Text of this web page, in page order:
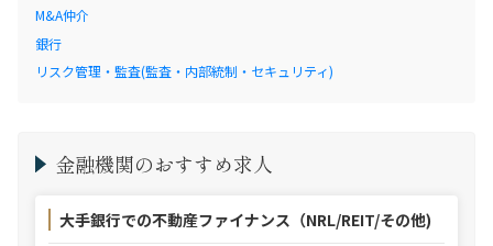
M&A仲介
銀行
リスク管理・監査(監査・内部統制・セキュリティ)
金融機関のおすすめ求人
大手銀行での不動産ファイナンス（NRL/REIT/その他)